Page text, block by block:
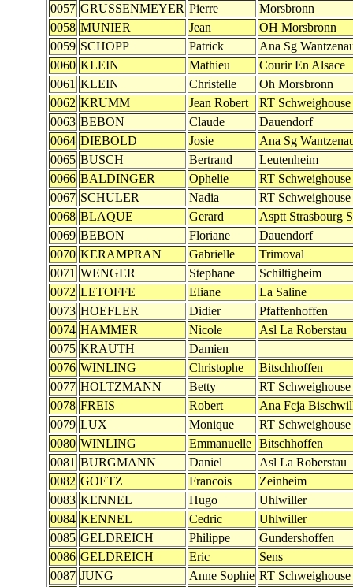
0057 GRUSSENMEYER Pierre
Morsbronn
0058 MUNIER Jean
OH Morsbronn
0059 SCHOPP Patrick
Ana Sg
0060 KLEIN Mathieu
Courir En Alsace
0061 KLEIN Christelle
Oh Morsbronn
0062 KRUMM Jean Robert
RT Schweighouse
0063 BEBON Claude
Dauendorf
0064 DIEBOLD Josie
Ana Sg
0065 BUSCH Bertrand
Leutenheim
0066 BALDINGER Ophelie
RT Schweighouse
0067 SCHULER Nadia
RT Schweighouse
0068 BLAQUE Gerard
Asptt Strasbourg
0069 BEBON Floriane
Dauendorf
0070 KERAMPRAN Gabrielle
Trimoval
0071 WENGER Stephane
Schiltigheim
0072 LETOFFE Eliane
La Saline
0073 HOEFLER Didier
Pfaffenhoffen
0074 HAMMER Nicole
Asl La Roberstau
0075 KRAUTH
Damien
0076 WINLING Christophe
Bitschhoffen
0077 HOLTZMANN Betty
RT Schweighouse
0078 FREIS Robert
Ana Fcja
0079 LUX Monique
RT Schweighouse
0080 WINLING Emmanuelle Bitschhoffen
0081 BURGMANN Daniel
Asl La Roberstau
0082 GOETZ Francois
Zeinheim
0083 KENNEL Hugo
Uhlwiller
0084 KENNEL Cedric
Uhlwiller
0085 GELDREICH Philippe
Gundershoffen
0086 GELDREICH Eric
Sens
0087 JUNG Anne Sophie RT Schweighouse